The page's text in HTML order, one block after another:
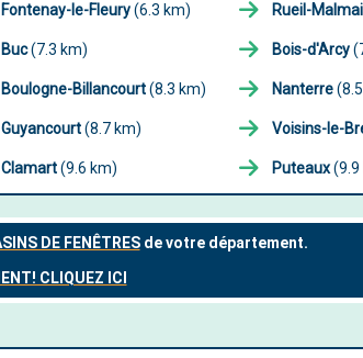
Fontenay-le-Fleury(6.3 km) Rueil-
Buc(7.3 km) Bois-d'Arcy
Boulogne-Billancourt(8.3 km) Nanterre
Guyancourt(8.7 km) Voisins-le-
Clamart(9.6 km) Puteaux(9.9